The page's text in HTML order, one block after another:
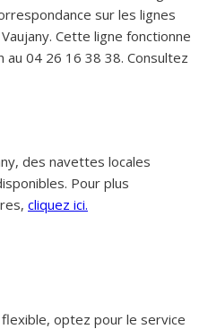
sur les lignes
Cette ligne fonctionne
04 26 16 38 38. Consultez
des navettes locales
Pour plus
cliquez ici.
optez pour le service